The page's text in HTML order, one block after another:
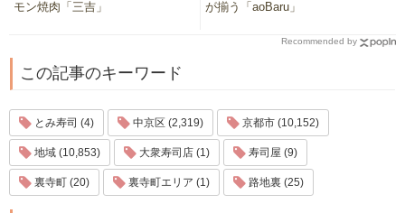
モン焼肉「三吉」 が揃う「aoBaru」
Recommended by
この記事のキーワード
とみ寿司 (4) 中京区 (2,319) 京都市 (10,152)
地域 (10,853) 大衆寿司店 (1) 寿司屋 (9)
裏寺町 (20) 裏寺町エリア (1) 路地裏 (25)